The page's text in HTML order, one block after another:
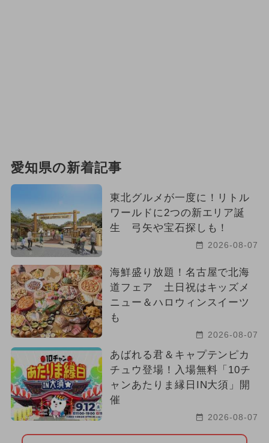
愛知県の新着記事
東北グルメが一度に！リトル
ワールドに2つの新エリア誕
生 弓矢や宝石探しも！
2026-08-07
海鮮盛り放題！名古屋で北海
道フェア 土日祝はキッズメ
ニュー＆ハロウィンスイーツ
も
2026-08-07
あばれる君＆キャプテンピカ
チュウ登場！入場無料「10チ
ャンあたりま縁日IN大須」開
催
2026-08-07